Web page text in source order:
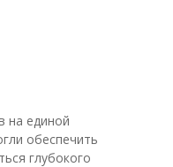
на единой
обеспечить
глубокого